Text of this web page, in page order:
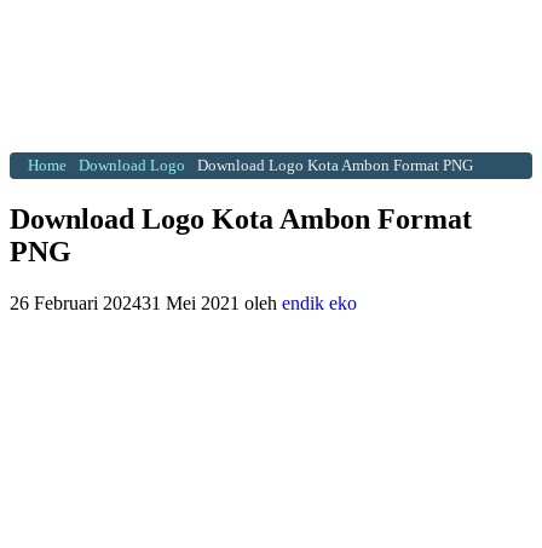
Home Download Logo Download Logo Kota Ambon Format PNG
Download Logo Kota Ambon Format
PNG
26 Februari 202431 Mei 2021 oleh endik eko